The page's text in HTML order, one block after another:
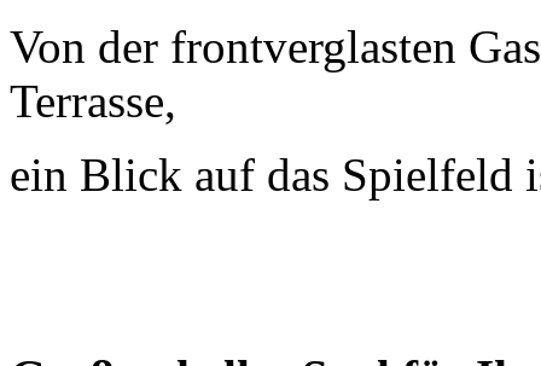
Von der frontverglasten
Terrasse,
ein Blick auf das Spielfeld